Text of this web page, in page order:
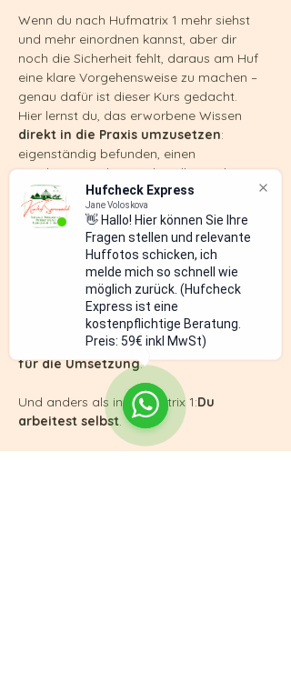
Hufcheck Express
Jane Voloskova
👋 Hallo! Hier können Sie Ihre
Fragen stellen und relevante
Huffotos schicken, ich
melde mich so schnell wie
möglich zurück. (Hufcheck
Express ist eine
kostenpflichtige Beratung.
Preis: 59€ inkl MwSt)
Wenn du nach Hufmatrix 1 mehr siehst
und mehr einordnen kannst, aber dir
noch die Sicherheit fehlt, daraus am Huf
eine klare Vorgehensweise zu machen –
genau dafür ist dieser Kurs gedacht.
Hier lernst du, das erworbene Wissen
direkt in die Praxis umzusetzen:
eigenständig befunden, einen
Bearbeitungs- bzw. Behandlungsplan
erstellen und die Basistechniken am Huf
so anwenden, dass du Standard-
Hufsituationen betreuen und verbessern
Der Kurs ist bewusst 50/50 aufgebaut
50 % Theorie für die
Entscheidungsfähigkeit,50 % Praxis
für die Umsetzung.
Und anders als in Hufmatrix 1:Du
arbeitest selbst.